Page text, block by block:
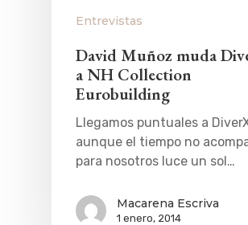
Entrevistas
David Muñoz muda
a NH Collection
Eurobuilding
Llegamos puntuales a
aunque el tiempo no
para nosotros luce un sol…
Macarena Escriva
1 enero, 2014